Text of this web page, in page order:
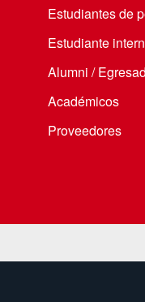
Estudiantes de
Estudiante
Alumni /
Académicos
Proveedores